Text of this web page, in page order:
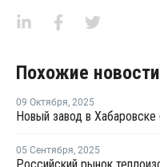
Похожие новости
09 Октября, 2025
05 Сентября, 2025